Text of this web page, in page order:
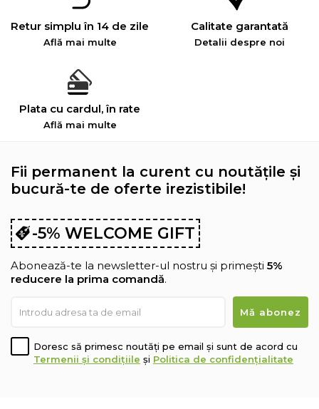
Retur simplu în 14 de zile
Află mai multe
Calitate garantată
Detalii despre noi
Plata cu cardul, în rate
Află mai multe
Fii permanent la curent cu noutățile și
bucură-te de oferte irezistibile!
-5% WELCOME GIFT
Abonează-te la newsletter-ul nostru și primești 5%
reducere la prima comandă.
Doresc să primesc noutăți pe email și sunt de acord cu
Termenii și condițiile și Politica de confidențialitate